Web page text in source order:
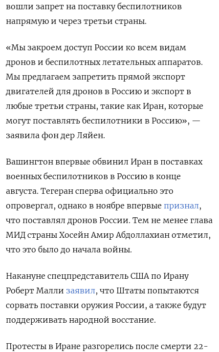
вошли запрет на поставку беспилотников
напрямую и через третьи страны.
«Мы закроем доступ России ко всем видам
дронов и беспилотных летательных аппаратов.
Мы предлагаем запретить прямой экспорт
двигателей для дронов в Россию и экспорт в
любые третьи страны, такие как Иран, которые
могут поставлять беспилотники в Россию», —
заявила фон дер Ляйен.
Вашингтон впервые обвинил Иран в поставках
военных беспилотников в Россию в конце
августа. Тегеран сперва официально это
опровергал, однако в ноябре впервые признал,
что поставлял дронов России. Тем не менее глава
МИД страны Хосейн Амир Абдоллахиан отметил,
что это было до начала войны.
Накануне спецпредставитель США по Ирану
Роберт Малли заявил, что Штаты попытаются
сорвать поставки оружия России, а также будут
поддерживать народной восстание.
Протесты в Иране разгорелись после смерти 22-